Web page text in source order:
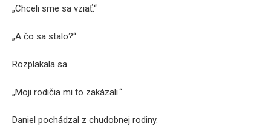
„Chceli sme sa vziať.“
„A čo sa stalo?“
Rozplakala sa.
„Moji rodičia mi to zakázali.“
Daniel pochádzal z chudobnej rodiny.